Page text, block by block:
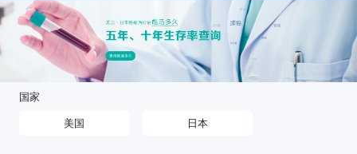
国家
美国
日本